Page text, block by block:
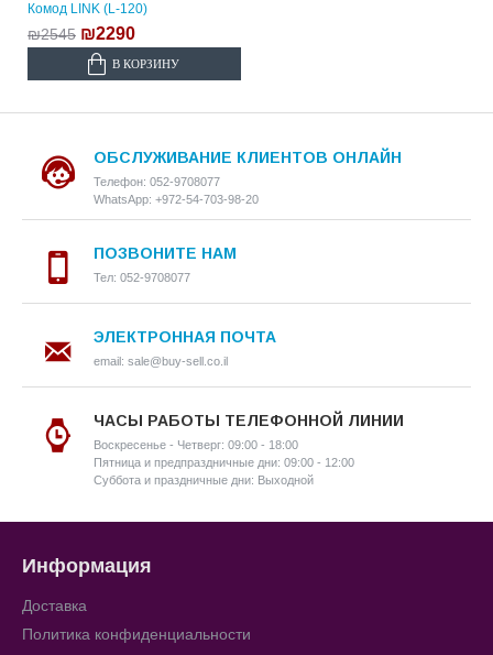
Комод LINK (L-120)
₪2545 ₪2290
В КОРЗИНУ
ОБСЛУЖИВАНИЕ КЛИЕНТОВ ОНЛАЙН
Телефон: 052-9708077
WhatsApp: +972-54-703-98-20
ПОЗВОНИТЕ НАМ
Тел: 052-9708077
ЭЛЕКТРОННАЯ ПОЧТА
email: sale@buy-sell.co.il
ЧАСЫ РАБОТЫ ТЕЛЕФОННОЙ ЛИНИИ
Воскресенье - Четверг: 09:00 - 18:00
Пятница и предпраздничные дни: 09:00 - 12:00
Суббота и праздничные дни: Выходной
Информация
Доставка
Политика конфиденциальности